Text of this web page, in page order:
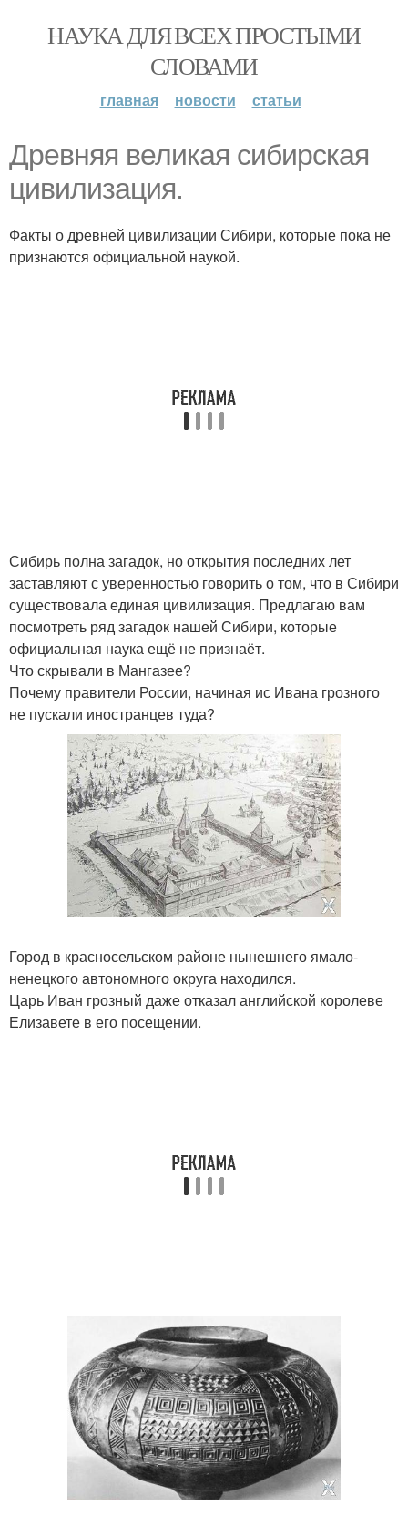
НАУКА ДЛЯ ВСЕХ ПРОСТЫМИ
СЛОВАМИ
главная новости статьи
Древняя великая сибирская
цивилизация.
Факты о древней цивилизации Сибири, которые пока не
признаются официальной наукой.
Сибирь полна загадок, но открытия последних лет
заставляют с уверенностью говорить о том, что в Сибири
существовала единая цивилизация. Предлагаю вам
посмотреть ряд загадок нашей Сибири, которые
официальная наука ещё не признаёт.
Что скрывали в Мангазее?
Почему правители России, начиная ис Ивана грозного
не пускали иностранцев туда?
Город в красносельском районе нынешнего ямало-
ненецкого автономного округа находился.
Царь Иван грозный даже отказал английской королеве
Елизавете в его посещении.